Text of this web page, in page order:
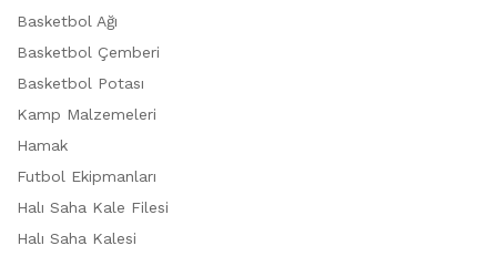
Basketbol Ağı
Basketbol Çemberi
Basketbol Potası
Kamp Malzemeleri
Hamak
Futbol Ekipmanları
Halı Saha Kale Filesi
Halı Saha Kalesi